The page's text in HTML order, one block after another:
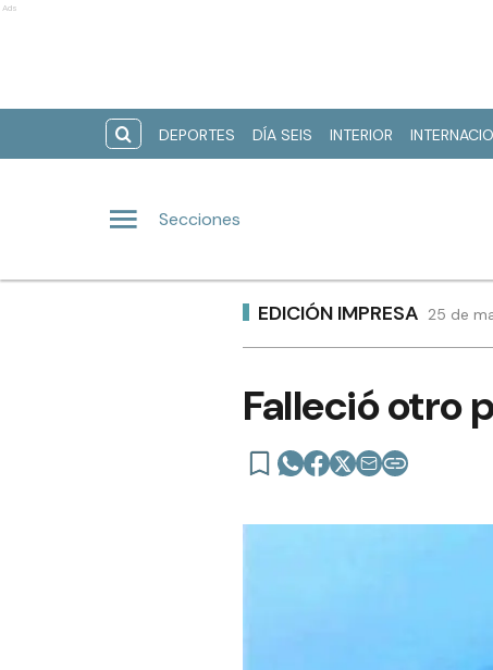
Ads
DEPORTES DÍA SEIS INTERIOR
Secciones
EDICIÓN IMPRESA 25 de
Falleció otro